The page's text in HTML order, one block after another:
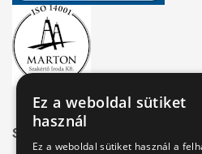
Széchenyi 2020
Ez a weboldal sütiket
használ
Ez a weboldal sütiket használ a